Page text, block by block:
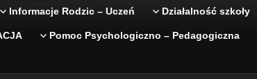
Informacje Rodzic – Uczeń Działalność szkoły
Pomoc Psychologiczno – Pedagogiczna